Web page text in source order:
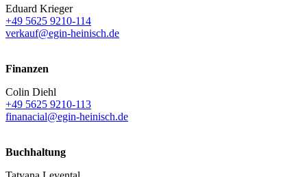
Eduard Krieger
+49 5625 9210-114
verkauf@egin-heinisch.de
Finanzen
Colin Diehl
+49 5625 9210-113
finanacial@egin-heinisch.de
Buchhaltung